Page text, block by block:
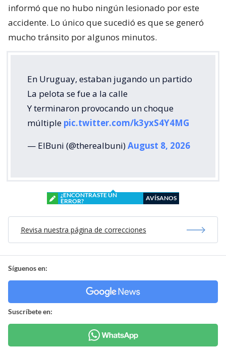
informó que no hubo ningún lesionado por este
accidente. Lo único que sucedió es que se generó
mucho tránsito por algunos minutos.
En Uruguay, estaban jugando un partido
La pelota se fue a la calle
Y terminaron provocando un choque
múltiple pic.twitter.com/k3yxS4Y4MG
— ElBuni (@therealbuni)August 8, 2026
¿ENCONTRASTE UN
ERROR?
AVÍSANOS
Revisa nuestra página de correcciones
Síguenos en:
Suscríbete en: